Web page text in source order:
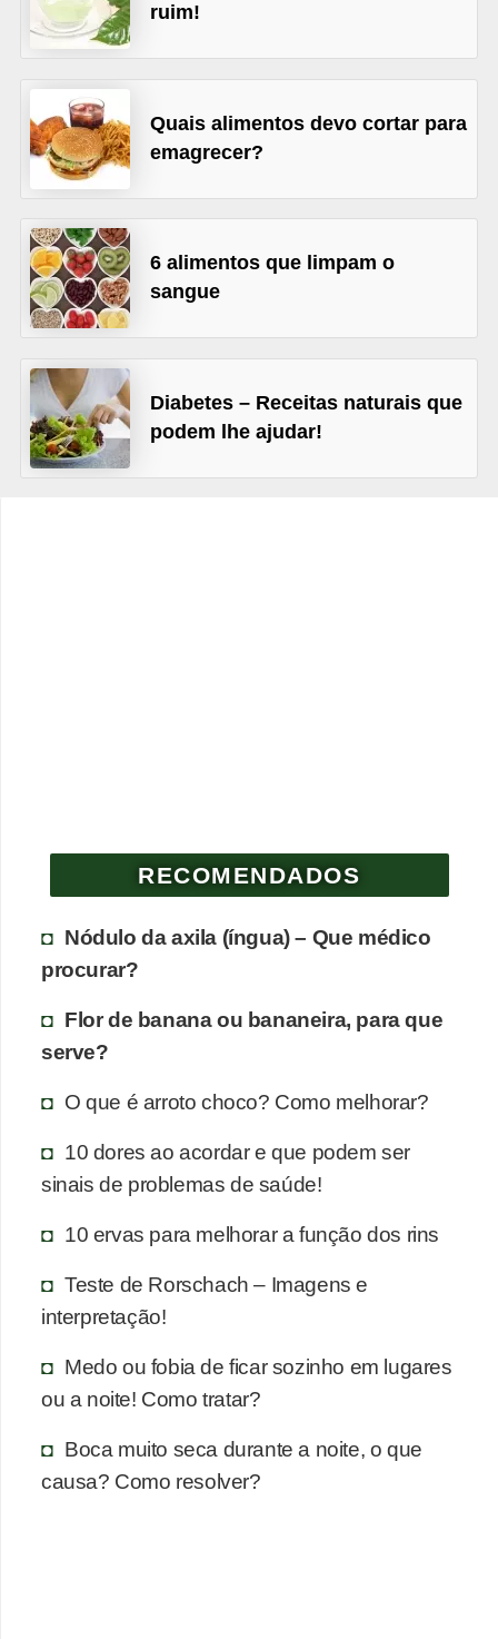
ruim!
Quais alimentos devo cortar para
emagrecer?
6 alimentos que limpam o
sangue
Diabetes – Receitas naturais que
podem lhe ajudar!
RECOMENDADOS
Nódulo da axila (íngua) – Que médico
procurar?
Flor de banana ou bananeira, para que
serve?
O que é arroto choco? Como melhorar?
10 dores ao acordar e que podem ser
sinais de problemas de saúde!
10 ervas para melhorar a função dos rins
Teste de Rorschach – Imagens e
interpretação!
Medo ou fobia de ficar sozinho em lugares
ou a noite! Como tratar?
Boca muito seca durante a noite, o que
causa? Como resolver?
a
u
d
á
v
e
P
l
a
n
o
s
d
m
e
d
i
i
n
a
s
S
a